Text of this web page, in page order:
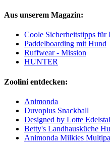
Aus unserem Magazin:
Coole Sicherheitstipps für
Paddelboarding mit Hund
Ruffwear - Mission
HUNTER
Zoolini entdecken:
Animonda
Duvoplus Snackball
Designed by Lotte
Betty's Landhausküche
Animonda Milkies